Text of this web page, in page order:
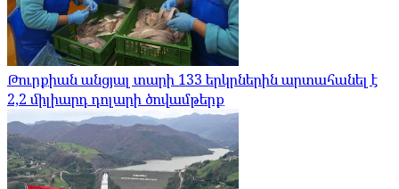
Թուրքիան անցյալ տարի 133 երկրներին արտահանել է
2,2 միլիարդ դոլարի ծովամթերք